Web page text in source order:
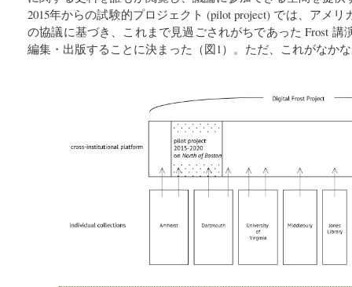
2015年からの試験的プロジェクト (pilot project) では、アメ
の協議に基づき、これまで見過ごされがちであった Frost 講
編集・出版することに決まった（図1）。ただ、これがなか